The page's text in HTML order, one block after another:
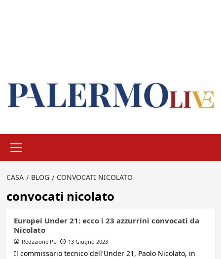
principale
CASA BLOG CONVOCATI NICOLATO
convocati nicolato
Europei Under 21: ecco i 23 azzurrini convocati da
Nicolato
Redazione PL 13 Giugno 2023
Il commissario tecnico dell'Under 21, Paolo Nicolato, in